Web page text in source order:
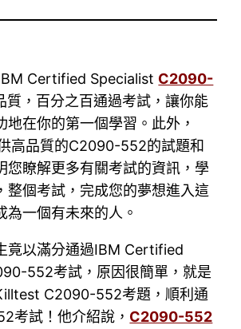
Certified Specialist C2090-
質，百分之百通過考試，讓你能
地在你的第一個學習。此外，
高品質的C2090-552的試題和
您瞭解更多有關考試的資訊，學
整個考試，完成您的夢想進入這
為一個有未來的人。
竟以滿分通過IBM Certified
552考試，原因很簡單，就是
C2090-552考題，順利通
考試！他介紹說， C2090-552